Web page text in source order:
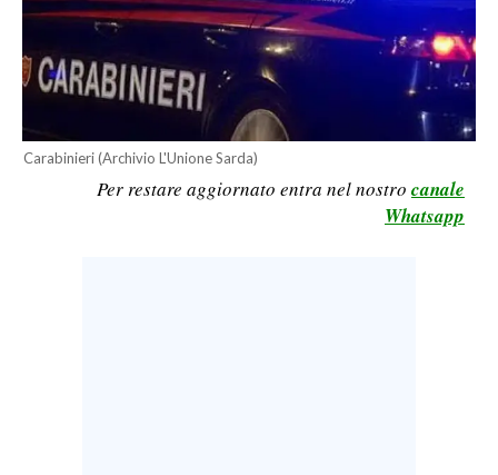
ECONOMIA
SERVIZI ALLE IMPRESE
LAVORO
BANDI
SPORT IN SARDEGNA
Carabinieri (Archivio L'Unione Sarda)
Per restare aggiornato entra nel nostro canale
Whatsapp